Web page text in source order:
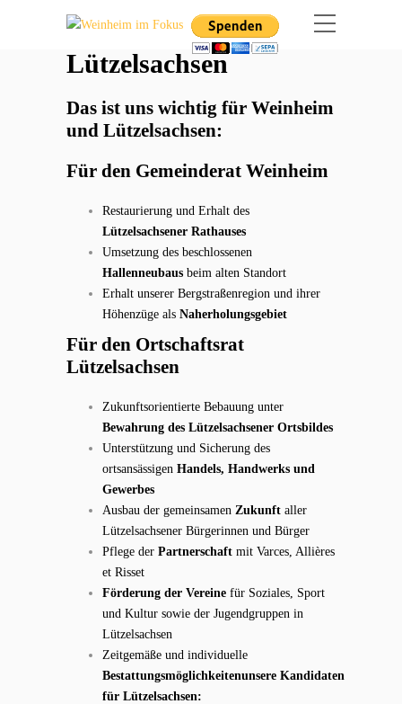
Lützelsachsen
Das ist uns wichtig für Weinheim
und Lützelsachsen:
Für den Gemeinderat Weinheim
Restaurierung und Erhalt des
Lützelsachsener Rathauses
Umsetzung des beschlossenen
Hallenneubaus beim alten Standort
Erhalt unserer Bergstraßenregion und ihrer
Höhenzüge als Naherholungsgebiet
Für den Ortschaftsrat
Lützelsachsen
Zukunftsorientierte Bebauung unter
Bewahrung des Lützelsachsener Ortsbildes
Unterstützung und Sicherung des
ortsansässigen Handels, Handwerks und
Gewerbes
Ausbau der gemeinsamen Zukunft aller
Lützelsachsener Bürgerinnen und Bürger
Pflege der Partnerschaft mit Varces, Allières
et Risset
Förderung der Vereine für Soziales, Sport
und Kultur sowie der Jugendgruppen in
Lützelsachsen
Zeitgemäße und individuelle
Bestattungsmöglichkeitenunsere Kandidaten
für Lützelsachsen: